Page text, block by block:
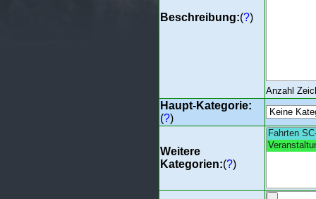
Beschreibung:(?)
Anzahl
Haupt-Kategorie:
(?)
Weitere
Kategorien:(?)